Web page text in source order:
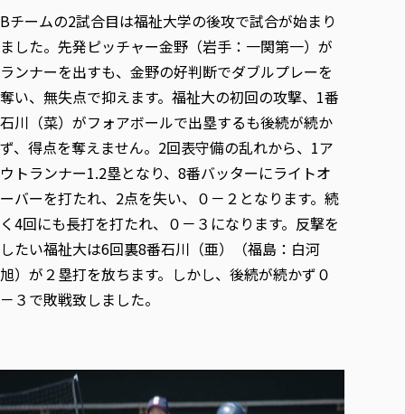
Bチームの2試合目は福祉大学の後攻で試合が始まり
ました。先発ピッチャー金野（岩手：一関第一）が
ランナーを出すも、金野の好判断でダブルプレーを
奪い、無失点で抑えます。福祉大の初回の攻撃、1番
石川（菜）がフォアボールで出塁するも後続が続か
ず、得点を奪えません。2回表守備の乱れから、1ア
ウトランナー1.2塁となり、8番バッターにライトオ
ーバーを打たれ、2点を失い、０－２となります。続
く4回にも長打を打たれ、０－３になります。反撃を
したい福祉大は6回裏8番石川（亜）（福島：白河
旭）が２塁打を放ちます。しかし、後続が続かず０
－３で敗戦致しました。